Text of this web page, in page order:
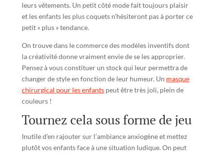
leurs vêtements. Un petit côté mode fait toujours plaisir
et les enfants les plus coquets n’hésiteront pas à porter ce
petit « plus » tendance.
On trouve dans le commerce des modèles inventifs dont
la créativité donne vraiment envie de se les approprier.
Pensez à vous constituer un stock qui leur permettra de
changer de style en fonction de leur humeur. Un masque
chirurgical pour les enfantspeut être très joli, plein de
couleurs !
Tournez cela sous forme de jeu
Inutile d’en rajouter sur l’ambiance anxiogène et mettez
plutôt vos enfants face à une situation ludique. On peut